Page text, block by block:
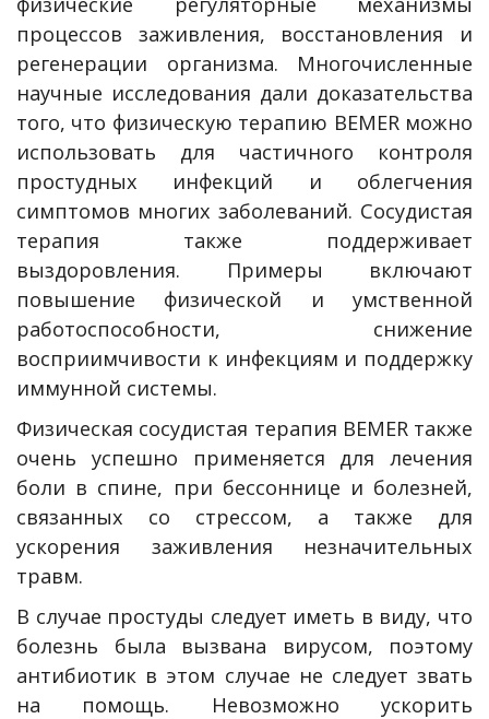
процессов заживления, восстановления и
регенерации организма. Многочисленные
научные исследования дали доказательства
того, что физическую терапию BEMER можно
использовать для частичного контроля
простудных инфекций и облегчения
симптомов многих заболеваний. Сосудистая
терапия также поддерживает
выздоровления. Примеры включают
повышение физической и умственной
работоспособности, снижение
восприимчивости к инфекциям и поддержку
иммунной системы.
Физическая сосудистая терапия BEMER также
очень успешно применяется для лечения
боли в спине, при бессоннице и болезней,
связанных со стрессом, а также для
ускорения заживления незначительных
травм.
В случае простуды следует иметь в виду, что
болезнь была вызвана вирусом, поэтому
антибиотик в этом случае не следует звать
на помощь. Невозможно ускорить